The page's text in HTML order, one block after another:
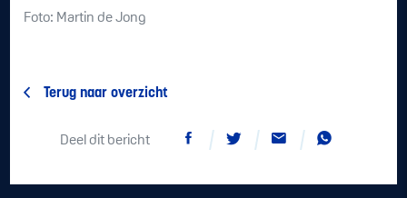
Foto: Martin de Jong
Terug naar overzicht
Deel dit bericht